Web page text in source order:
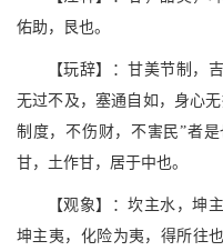
佑助，艮也。
【玩辞】：甘美节制，
无过不及，塞通自如，身心
制度，不伤财，不害民”者
甘，土作甘，居于中也。
【观象】：坎主水，坤
坤主夷，化险为夷，得所往